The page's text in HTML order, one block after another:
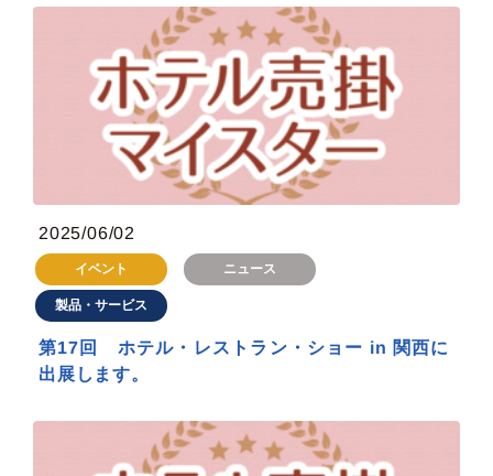
第17回 ホテル・レストラン・ショー in 関西に
出展します。
2025/06/02
イベント ニュース
製品・サービス